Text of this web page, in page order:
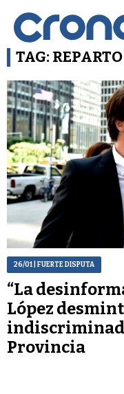
TAG:
26/01| FUERTE DISPUTA
“La
López
Provincia